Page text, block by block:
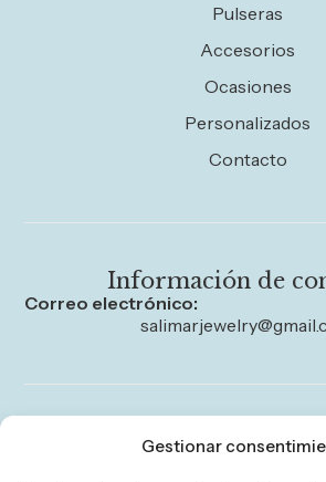
Gestionar
Pulseras
Accesorios
Ocasiones
Personalizados
Contacto
Información de
Correo electrónico: